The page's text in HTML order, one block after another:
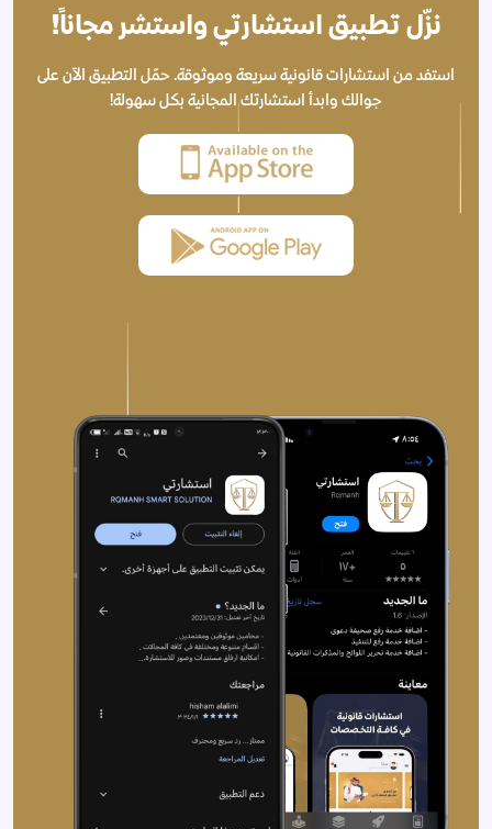
نزّل تطبيق استشارتي واستشر مجاناً!
استفد من استشارات قانونية سريعة وموثوقة. حمّل التطبيق الآن على
جوالك وابدأ استشارتك المجانية بكل سهولة!